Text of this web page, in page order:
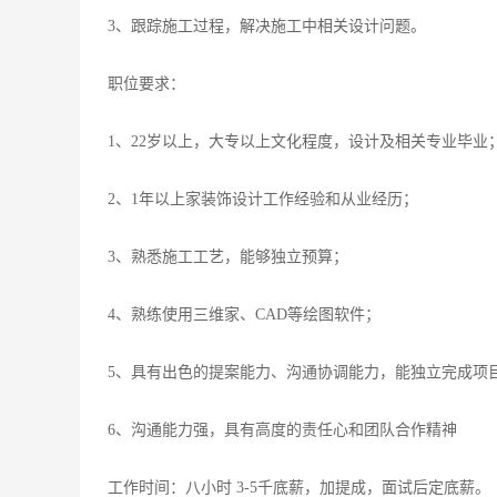
3、跟踪施工过程，解决施工中相关设计问题。
职位要求：
1、22岁以上，大专以上文化程度，设计及相关专业毕业；
2、1年以上家装饰设计工作经验和从业经历；
3、熟悉施工工艺，能够独立预算；
4、熟练使用三维家、CAD等绘图软件；
5、具有出色的提案能力、沟通协调能力，能独立完成项
6、沟通能力强，具有高度的责任心和团队合作精神
工作时间：八小时 3-5千底薪，加提成，面试后定底薪。